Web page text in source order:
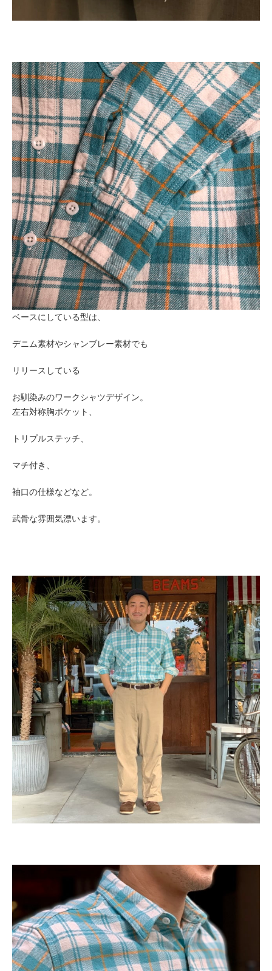
ベースにしている型は、
デニム素材やシャンブレー素材でも
リリースしている
お馴染みのワークシャツデザイン。
左右対称胸ポケット、
トリプルステッチ、
マチ付き、
袖口の仕様などなど。
武骨な雰囲気漂います。